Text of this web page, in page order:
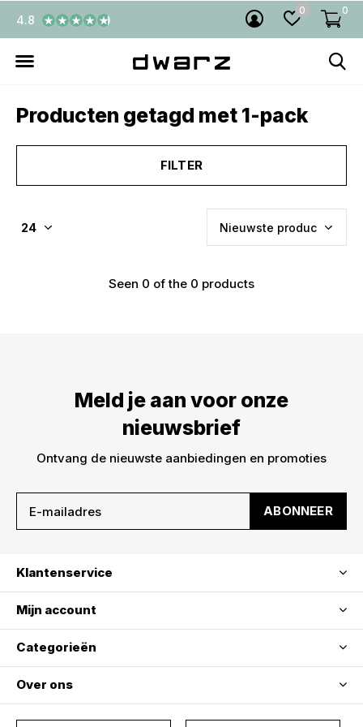
0 0
4.8
Producten getagd met 1-pack
FILTER
Seen 0 of the 0 products
Meld je aan voor onze
nieuwsbrief
Ontvang de nieuwste aanbiedingen en promoties
ABONNEER
Klantenservice
Mijn account
Categorieën
Over ons